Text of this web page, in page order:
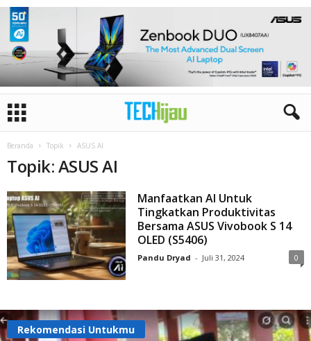
Beranda Topik ASUS AI
Topik: ASUS AI
Manfaatkan AI Untuk
Tingkatkan Produktivitas
Bersama ASUS Vivobook S 14
OLED (S5406)
Pandu Dryad - Juli 31, 2024 0
Rekomendasi Untukmu